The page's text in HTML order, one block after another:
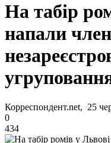
На табір
напали
Корреспондент.net, 25
0
434